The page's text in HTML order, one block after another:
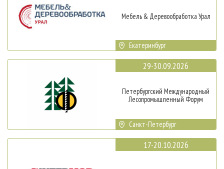
Мебель & Деревообработка Урал
Екатеринбург
29-30.09.2026
Петербургский Международный
Лесопромышленный Форум
Санкт-Петербург
17-20.10.2026